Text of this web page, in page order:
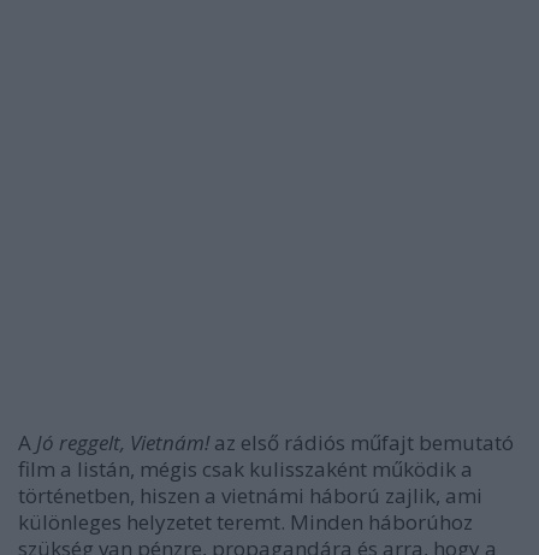
A Jó reggelt, Vietnám!az első rádiós műfajt bemutató
film a listán, mégis csak kulisszaként működik a
történetben, hiszen a vietnámi háború zajlik, ami
különleges helyzetet teremt. Minden háborúhoz
szükség van pénzre, propagandára és arra, hogy a